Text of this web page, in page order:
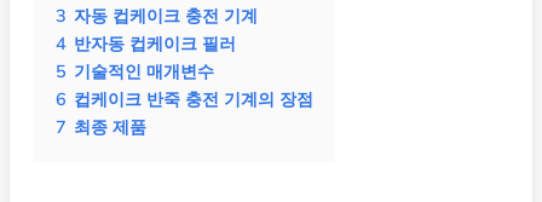
3 자동 컵케이크 충전 기계
4 반자동 컵케이크 필러
5 기술적인 매개변수
6 컵케이크 반죽 충전 기계의 장점
7 최종 제품